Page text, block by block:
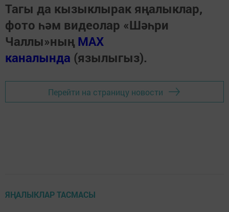
Тагы да кызыклырак яңалыклар,
фото һәм видеолар «Шәһри
Чаллы»ның MAX
каналында (язылыгыз).
Перейти на страницу новости
ЯҢАЛЫКЛАР ТАСМАСЫ